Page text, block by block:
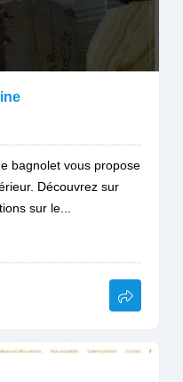
bagnolet vous propose
Découvrez sur
sur le...